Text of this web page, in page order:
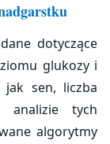
dotyczące
glukozy i
sen, liczba
analizie tych
algorytmy